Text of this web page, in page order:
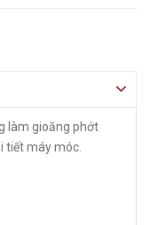
làm gioăng phớt
tiết máy móc.